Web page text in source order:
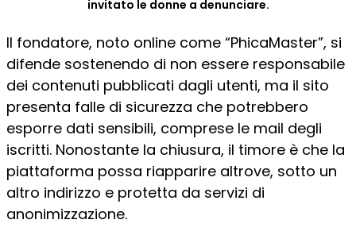
invitato le donne a denunciare.
Il fondatore, noto online come “PhicaMaster”, si
difende sostenendo di non essere responsabile
dei contenuti pubblicati dagli utenti, ma il sito
presenta falle di sicurezza che potrebbero
esporre dati sensibili, comprese le mail degli
iscritti. Nonostante la chiusura, il timore è che la
piattaforma possa riapparire altrove, sotto un
altro indirizzo e protetta da servizi di
anonimizzazione.